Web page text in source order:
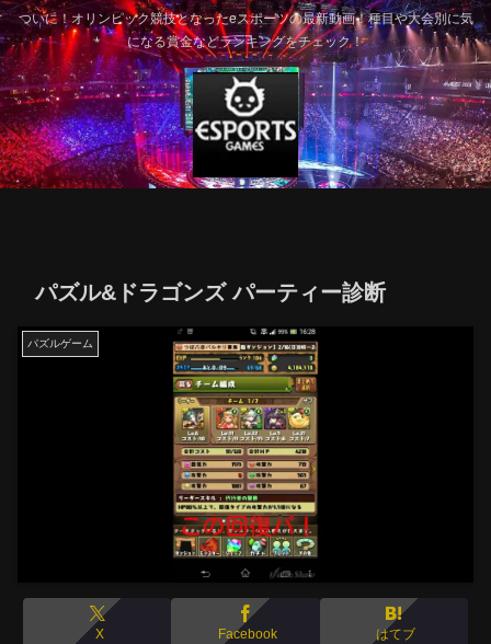
ついに！オリンピック競技となったeスポーツの最新動画！種目や大会別に気
になる賞金などランキングをチェック！
パズル&ドラゴンズ パーティー診断
パズルゲーム
X Facebook はてブ